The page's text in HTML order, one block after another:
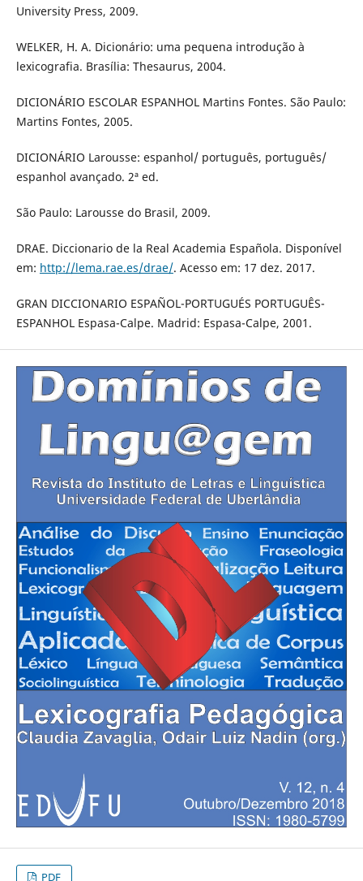
University Press, 2009.
WELKER, H. A. Dicionário: uma pequena introdução à
lexicografia. Brasília: Thesaurus, 2004.
DICIONÁRIO ESCOLAR ESPANHOL Martins Fontes. São Paulo:
Martins Fontes, 2005.
DICIONÁRIO Larousse: espanhol/ português, português/
espanhol avançado. 2ª ed.
São Paulo: Larousse do Brasil, 2009.
DRAE. Diccionario de la Real Academia Española. Disponível
em: http://lema.rae.es/drae/. Acesso em: 17 dez. 2017.
GRAN DICCIONARIO ESPAÑOL-PORTUGUÉS PORTUGUÊS-
ESPANHOL Espasa-Calpe. Madrid: Espasa-Calpe, 2001.
PDF